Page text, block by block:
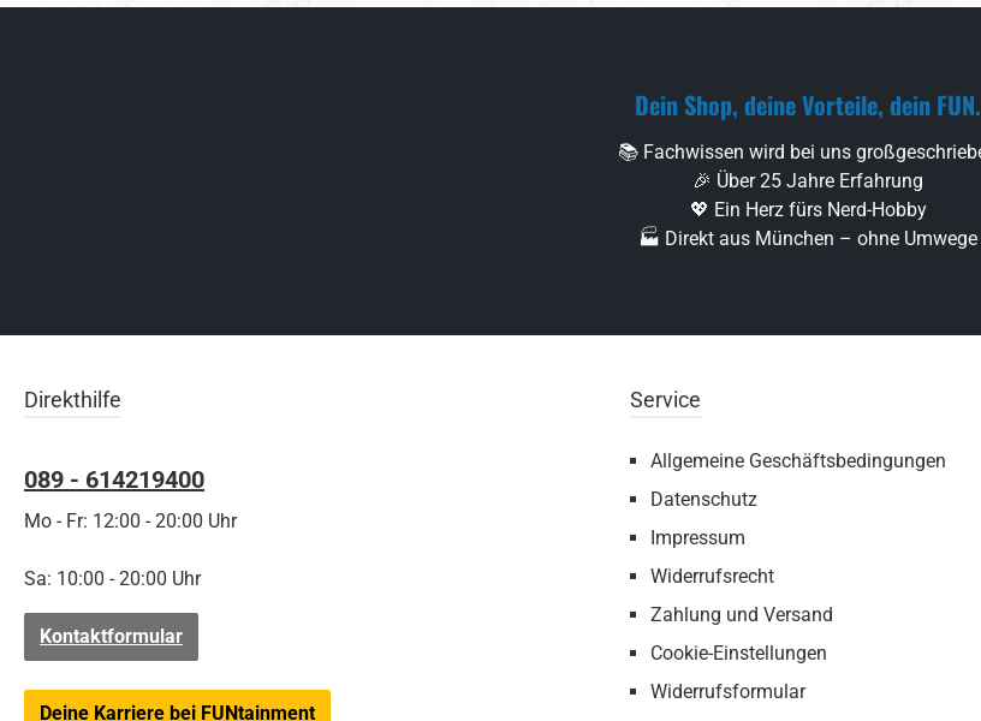
Dein Shop, deine Vorteile, dein FUN.
📚 Fachwissen wird bei uns
🎉 Über 25 Jahre Erfahrung
💖 Ein Herz fürs Nerd-Hobby
🏭 Direkt aus München – ohne Umwege
Direkthilfe
089 - 614219400
Mo - Fr: 12:00 - 20:00 Uhr
Sa: 10:00 - 20:00 Uhr
Kontaktformular
Deine Karriere bei FUNtainment
Service
Allgemeine Geschäftsbedingungen
Datenschutz
Impressum
Widerrufsrecht
Zahlung und Versand
Cookie-Einstellungen
Widerrufsformular